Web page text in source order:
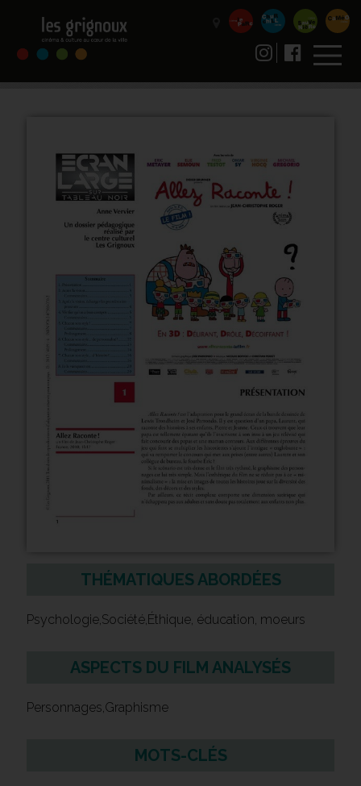
THÉMATIQUES ABORDÉES
Psychologie,Société,Éthique, éducation, moeurs
ASPECTS DU FILM ANALYSÉS
Personnages,Graphisme
MOTS-CLÉS